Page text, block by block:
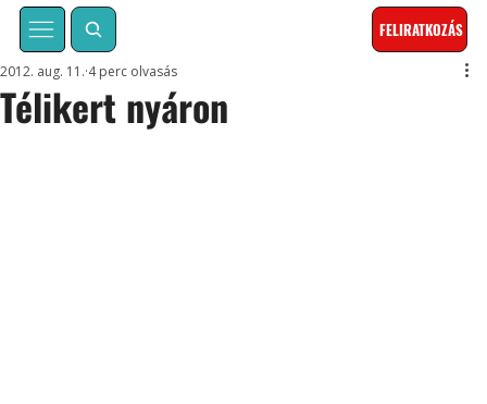
FELIRATKOZÁS
Télikert nyáron
2012. aug. 11. 4 perc olvasás